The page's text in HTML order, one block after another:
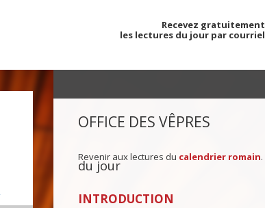
Recevez gratuitement
les lectures du jour par courriel
OFFICE DES VÊPRES
Revenir aux lectures du calendrier romain.
du jour
INTRODUCTION